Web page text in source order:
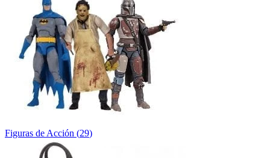
Figuras de Acción (29)